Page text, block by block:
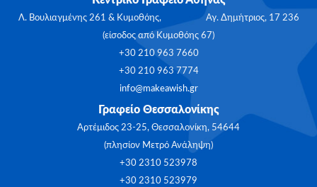
Λ. Βουλιαγμένης 261 & Κυμοθόης, Αγ. Δημήτριος, 17 236
(είσοδος από Κυμοθόης 67)
+30 210 963 7660
+30 210 963 7774
info@makeawish.gr
Γραφείο Θεσσαλονίκης
Αρτέμιδος 23-25, Θεσσαλονίκη, 54644
(πλησίον Μετρό Ανάληψη)
+30 2310 523978
+30 2310 523979